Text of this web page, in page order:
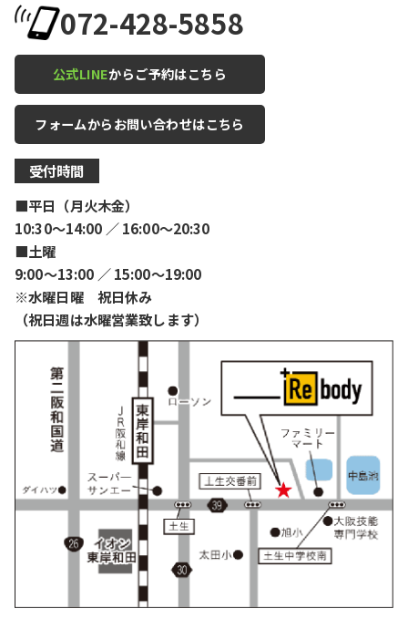
072-428-5858
公式LINEからご予約はこちら
フォームからお問い合わせはこちら
受付時間
■平日（月火木金）
10:30〜14:00 ／ 16:00〜20:30
■土曜
9:00〜13:00 ／ 15:00〜19:00
※水曜日曜 祝日休み
（祝日週は水曜営業致します）